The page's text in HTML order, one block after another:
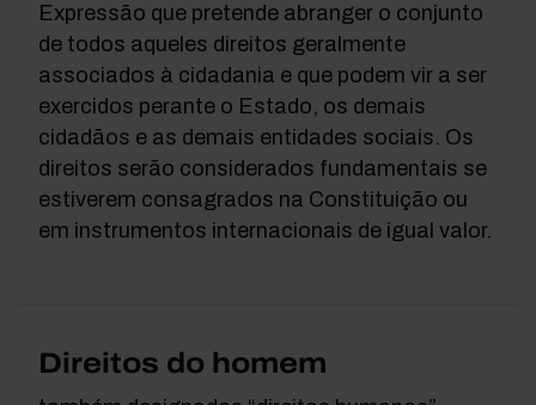
Expressão que pretende abranger o conjunto
de todos aqueles direitos geralmente
associados à cidadania e que podem vir a ser
exercidos perante o Estado, os demais
cidadãos e as demais entidades sociais. Os
direitos serão considerados fundamentais se
estiverem consagrados na Constituição ou
em instrumentos internacionais de igual valor.
Direitos do homem